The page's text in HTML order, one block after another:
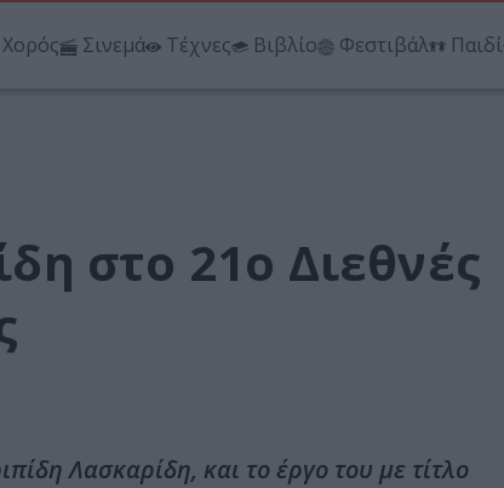
Σινεμά Τέχνες Βιβλίο Φεστιβάλ Παιδί
στο 21ο Διεθνές
Λασκαρίδη, και το έργο του με τίτλο